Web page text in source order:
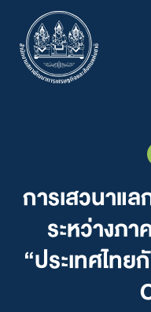
content
การเสวนาแ
ระหว่างภ
“ประเทศไทย